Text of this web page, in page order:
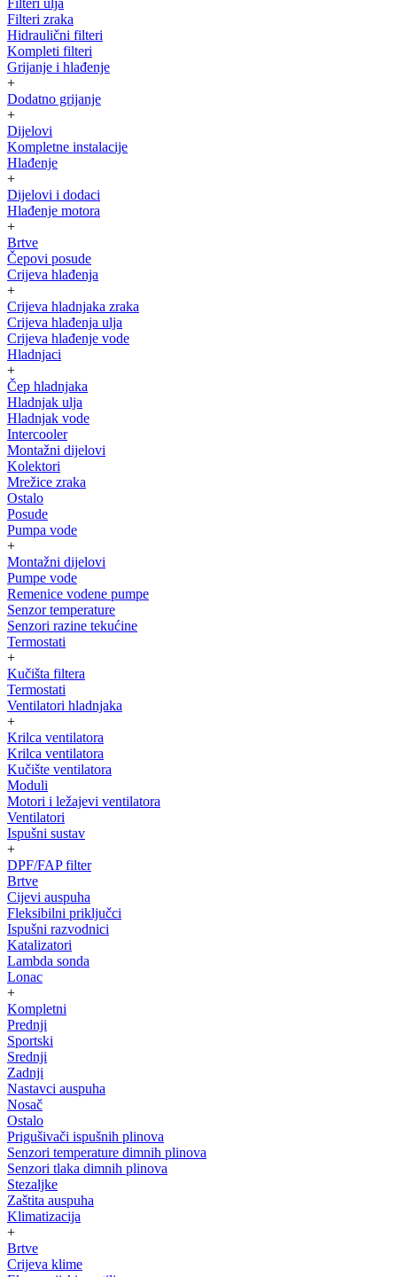
Filteri ulja
Filteri zraka
Hidraulični filteri
Kompleti filteri
Grijanje i hlađenje
+
Dodatno grijanje
+
Dijelovi
Kompletne instalacije
Hlađenje
+
Dijelovi i dodaci
Hlađenje motora
+
Brtve
Čepovi posude
Crijeva hlađenja
+
Crijeva hladnjaka zraka
Crijeva hlađenja ulja
Crijeva hlađenje vode
Hladnjaci
+
Čep hladnjaka
Hladnjak ulja
Hladnjak vode
Intercooler
Montažni dijelovi
Kolektori
Mrežice zraka
Ostalo
Posude
Pumpa vode
+
Montažni dijelovi
Pumpe vode
Remenice vodene pumpe
Senzor temperature
Senzori razine tekućine
Termostati
+
Kučišta filtera
Termostati
Ventilatori hladnjaka
+
Krilca ventilatora
Krilca ventilatora
Kučište ventilatora
Moduli
Motori i ležajevi ventilatora
Ventilatori
Ispušni sustav
+
DPF/FAP filter
Brtve
Cijevi auspuha
Fleksibilni priključci
Ispušni razvodnici
Katalizatori
Lambda sonda
Lonac
+
Kompletni
Prednji
Sportski
Srednji
Zadnji
Nastavci auspuha
Nosač
Ostalo
Prigušivači ispušnih plinova
Senzori temperature dimnih plinova
Senzori tlaka dimnih plinova
Stezaljke
Zaštita auspuha
Klimatizacija
+
Brtve
Crijeva klime